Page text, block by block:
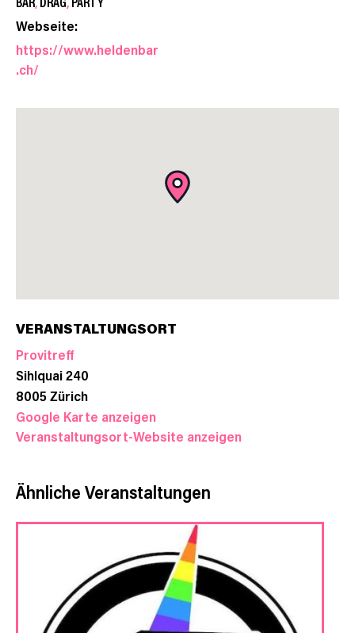
Webseite:
https://www.heldenbar
.ch/
VERANSTALTUNGSORT
Provitreff
Sihlquai 240
8005Zürich
Google Karte anzeigen
Veranstaltungsort-Website anzeigen
Ähnliche Veranstaltungen